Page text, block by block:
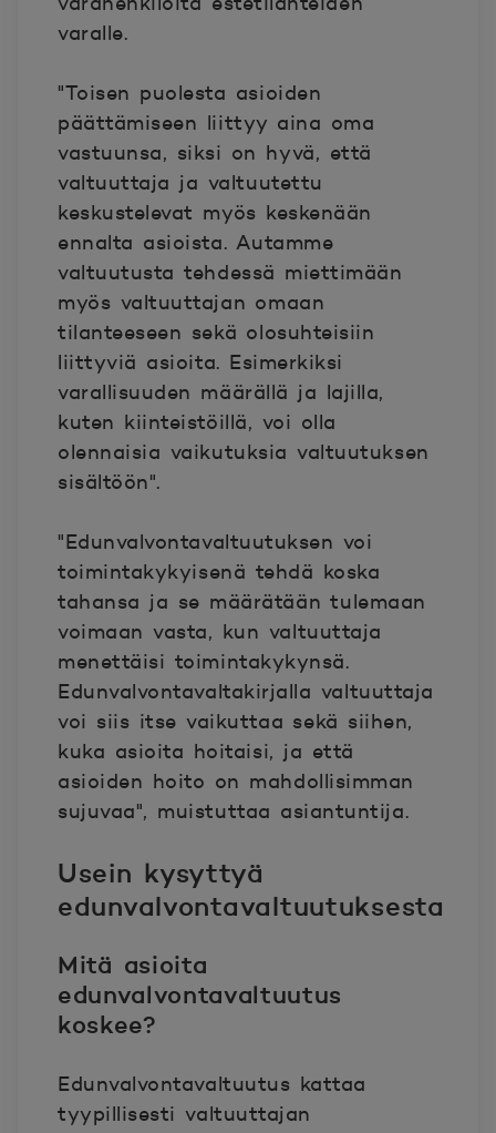
varalle.
"Toisen puolesta asioiden
päättämiseen liittyy aina oma
vastuunsa, siksi on hyvä, että
valtuuttaja ja valtuutettu
keskustelevat myös keskenään
ennalta asioista. Autamme
valtuutusta tehdessä miettimään
myös valtuuttajan omaan
tilanteeseen sekä olosuhteisiin
liittyviä asioita. Esimerkiksi
varallisuuden määrällä ja lajilla,
kuten kiinteistöillä, voi olla
olennaisia vaikutuksia valtuutuksen
sisältöön".
"Edunvalvontavaltuutuksen voi
toimintakykyisenä tehdä koska
tahansa ja se määrätään tulemaan
voimaan vasta, kun valtuuttaja
menettäisi toimintakykynsä.
Edunvalvontavaltakirjalla valtuuttaja
voi siis itse vaikuttaa sekä siihen,
kuka asioita hoitaisi, ja että
asioiden hoito on mahdollisimman
sujuvaa", muistuttaa asiantuntija.
Usein kysyttyä
edunvalvontavaltuutuksesta
Mitä asioita
edunvalvontavaltuutus
koskee?
Edunvalvontavaltuutus kattaa
tyypillisesti valtuuttajan